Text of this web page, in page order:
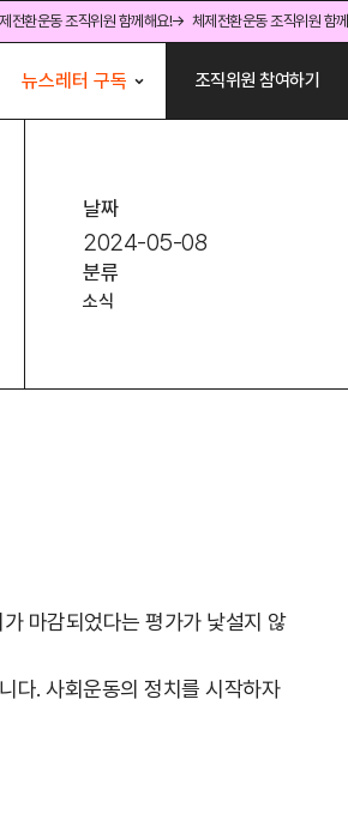
전환운동 조직위원 함께해요!→ 체제전환운동 조직위원 함
뉴스레터 구독 조직위원 참여하기
날짜
2024-05-08
분류
소식
마감되었다는 평가가 낯설지 않
다. 사회운동의 정치를 시작하자